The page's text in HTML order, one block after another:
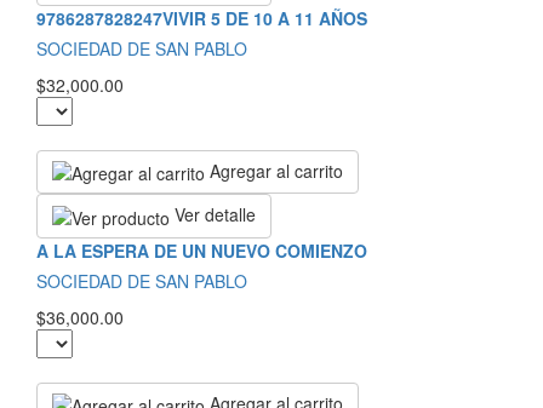
9786287828247VIVIR 5 DE 10 A 11 AÑOS
SOCIEDAD DE SAN PABLO
$32,000.00
Agregar al carrito
Ver detalle
A LA ESPERA DE UN NUEVO COMIENZO
SOCIEDAD DE SAN PABLO
$36,000.00
Agregar al carrito